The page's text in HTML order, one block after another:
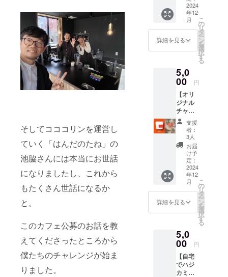
そしてコココリンを運営し
ていく「はんだのたね」の
池脇さんには本当にお世話
になりましたし、これから
もたくさん世話になるか
と。
このカフェ公募のお話を教
えてくださったところから
僕たちのチャレンジが始ま
りました。
材： 綿
100％
キャン
内ポ
ケット
ズ：
W30cm
×H35c
m×D10
（取手
含ま
ず）
は、プ
ロジェ
クト終
了後に
お送り
認くだ
さい。
セージ
・pivot
オリジ
ナル
トート
======
======
======
【商品
詳細】
・ヘ
ヴィー
キャン
バス
トート
バッグ
・素
材： 綿
100％
キャン
バス ・
内ポ
ズ：
W30cm
×H35c
m×D10
（取手
シャル
ティ
コー
ヒーを
楽しみ
たい、
コー
の方
へ！
pivot と
HAJIK
AMIそ
れぞれ
のブレ
ンドの
飲み比
べがで
きま
す。 風
味の違
いをお
楽しみ
くださ
い！ ・
・pivot
ブレン
ド 100g
・
HAJIK
AMIブ
2024
年12
月
詳細を見る
こ
の
リ
タ
ー
ン
を
選
択
す
る
5,0
00 円
【オリ
ジナル
チャイ
セッ
ト １
０杯
分】
HAJIK
AMIで
人気の
チャイ
をご自
宅で楽
しめる
セット
です。
ス香
る、濃
厚な
チャイ
をお楽
しみく
支援
者：
3人
お届
け予
定：
2024
年12
月
詳細を見る
こ
の
リ
タ
ー
ン
を
選
択
す
る
5,0
00 円
【自宅
でハジ
カミ！